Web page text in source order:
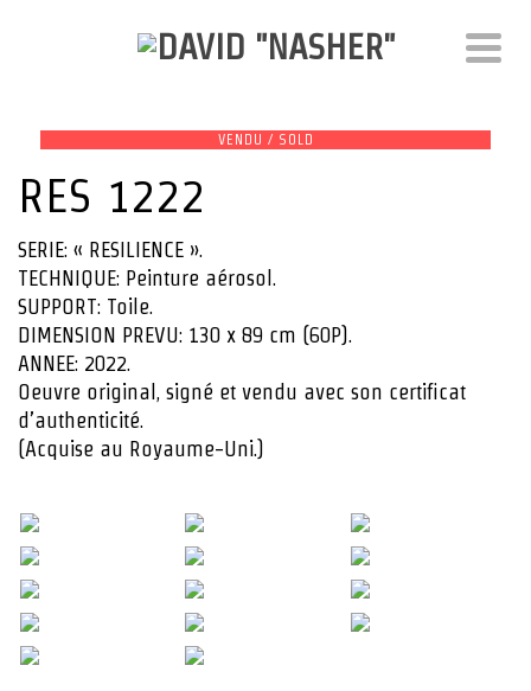
VENDU / SOLD
RES 1222
SERIE: « RESILIENCE ».
TECHNIQUE: Peinture aérosol.
SUPPORT: Toile.
DIMENSION PREVU: 130 x 89 cm (60P).
ANNEE: 2022.
Oeuvre original, signé et vendu avec son certificat
d’authenticité.
(Acquise au Royaume-Uni.)